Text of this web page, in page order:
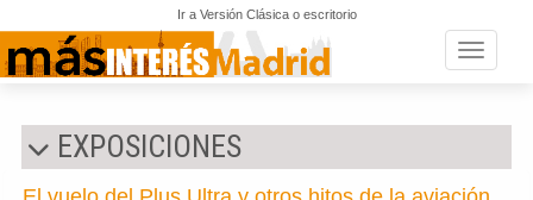
Ir a Versión Clásica o escritorio
Toggle
EXPOSICIONES